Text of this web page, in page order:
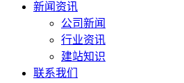
新闻资讯
公司新闻
行业资讯
建站知识
联系我们